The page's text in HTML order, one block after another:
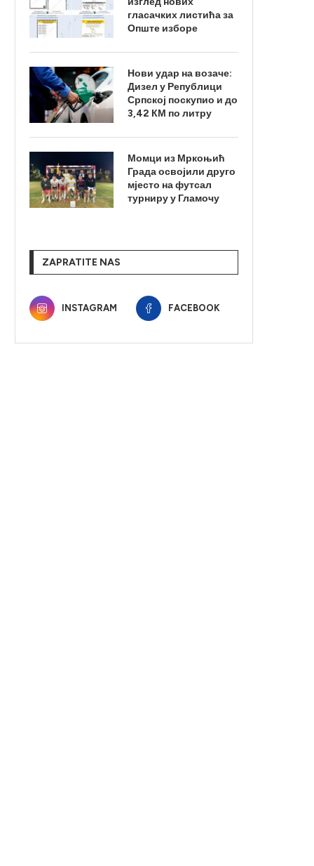
гласачких листића за
Опште изборе
Нови удар на возаче:
Дизел у Републици
Српској поскупио и до
3,42 КМ по литру
Момци из Мркоњић
Града освојили друго
мјесто на футсал
турниру у Гламочу
ZAPRATITE NAS
INSTAGRAM FACEBOOK